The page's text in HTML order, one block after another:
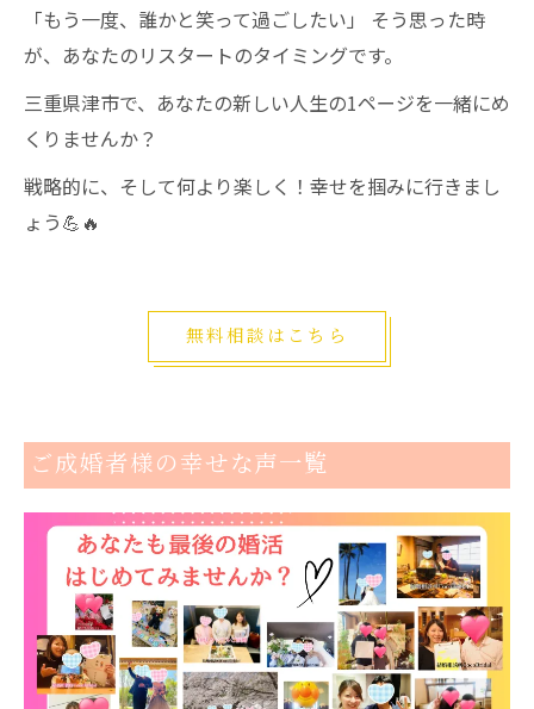
「もう一度、誰かと笑って過ごしたい」 そう思った時
が、あなたのリスタートのタイミングです。
三重県津市で、あなたの新しい人生の1ページを一緒にめ
くりませんか？
戦略的に、そして何より楽しく！幸せを掴みに行きまし
ょう💪🔥
無料相談はこちら
ご成婚者様の幸せな声一覧